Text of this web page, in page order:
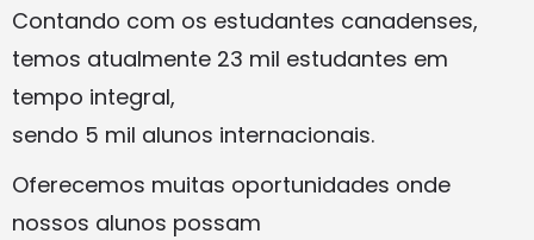
Contando com os estudantes canadenses,
temos atualmente 23 mil estudantes em
tempo integral,
sendo 5 mil alunos internacionais.
Oferecemos muitas oportunidades onde
nossos alunos possam